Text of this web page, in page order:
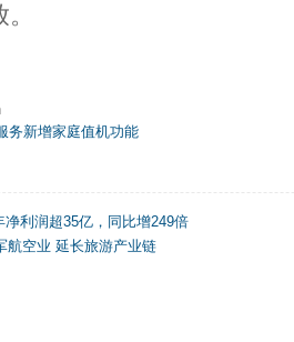
务新增家庭值机功能
净利润超35亿，同比增249倍
航空业 延长旅游产业链